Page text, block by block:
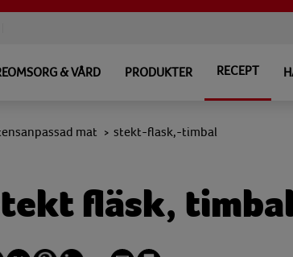
& VÅRD PRODUKTER RECEPT
mat > stekt-flask,-timbal
fläsk, timbal